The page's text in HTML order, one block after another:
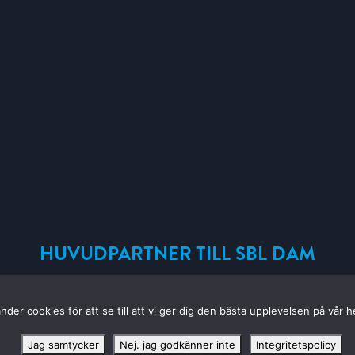
HUVUDPARTNER TILL SBL DAM
cookies för att se till att vi ger dig den bästa upplevelsen på vår
Jag samtycker Nej. jag godkänner inte Integritetspolicy